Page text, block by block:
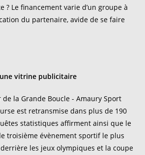
? Le financement varie d’un groupe à
du partenaire, avide de se faire
vitrine publicitaire
de la Grande Boucle - Amaury Sport
est retransmise dans plus de 190
statistiques affirment ainsi que le
troisième évènement sportif le plus
les jeux olympiques et la coupe